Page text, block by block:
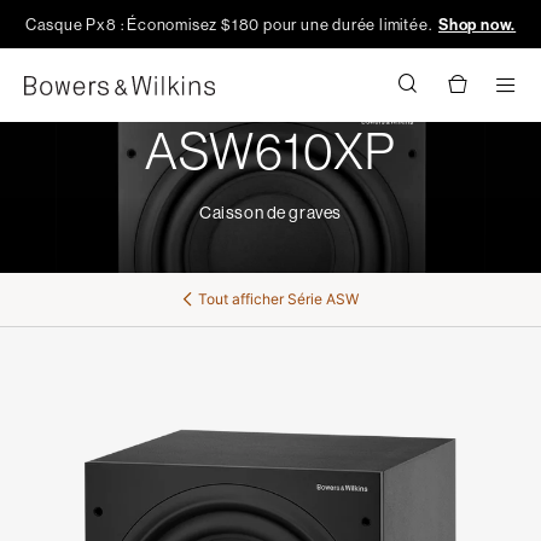
Casque Px8 : Économisez $180 pour une durée limitée. Shop now.
ASW610XP
Caisson de graves
Tout afficher Série ASW